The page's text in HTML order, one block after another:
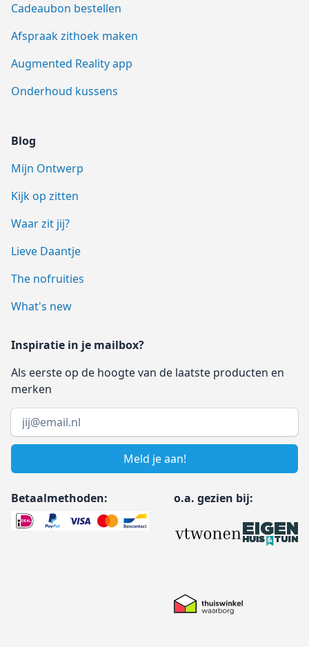
Cadeaubon bestellen
Afspraak zithoek maken
Augmented Reality app
Onderhoud kussens
Blog
Mijn Ontwerp
Kijk op zitten
Waar zit jij?
Lieve Daantje
The nofruities
What's new
Inspiratie in je mailbox?
Als eerste op de hoogte van de laatste producten en
merken
Email address
Meld je aan!
Betaalmethoden: o.a. gezien bij: